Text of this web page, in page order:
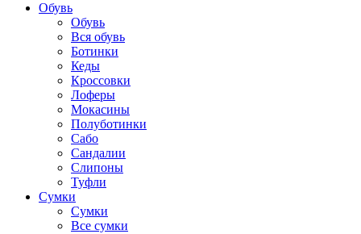
Обувь
Обувь
Вся обувь
Ботинки
Кеды
Кроссовки
Лоферы
Мокасины
Полуботинки
Сабо
Сандалии
Слипоны
Туфли
Сумки
Сумки
Все сумки